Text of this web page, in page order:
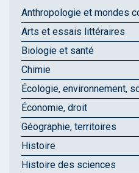
Anthropologie et mondes
Arts et essais littéraires
Biologie et santé
Chimie
Écologie, environnement,
Économie, droit
Géographie, territoires
Histoire
Histoire des sciences